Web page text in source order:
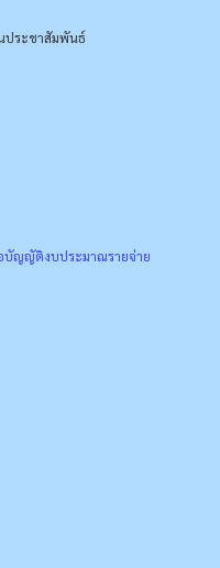
ประชาสัมพันธ์
บัญญัติงบประมาณรายจ่าย